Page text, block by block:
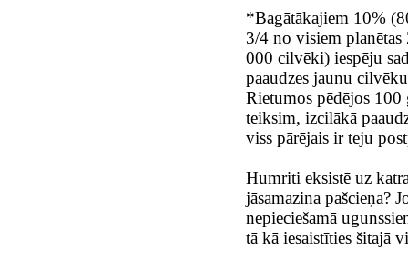
*Bagātākajiem 10%
3/4 no visiem
000 cilvēki) iespēju
paaudzes jaunu
Rietumos pēdējos 100
teiksim, izcilākā
viss pārējais ir teju
Humriti eksistē uz
jāsamazina pašcieņa?
nepieciešamā
tā kā iesaistīties šitajā